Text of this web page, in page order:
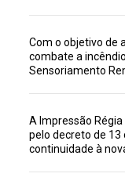
Com o objetivo de
combate a
Sensoriamento
A Impressão
pelo decreto de 13
continuidade à